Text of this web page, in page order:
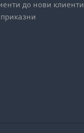
до нови клиенти